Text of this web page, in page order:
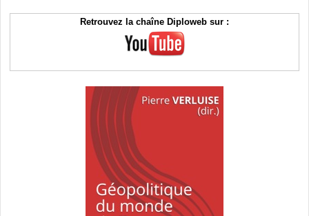
Retrouvez la chaîne Diploweb sur :